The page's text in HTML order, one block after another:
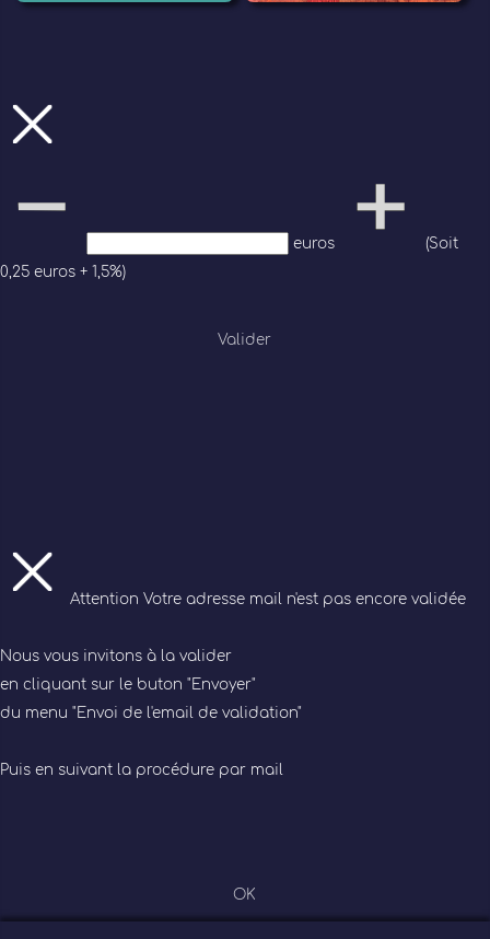
euros
(Soit
0,25 euros + 1,5%)
Valider
Attention Votre adresse mail n'est pas encore validée
Nous vous invitons à la valider
en cliquant sur le buton "Envoyer"
du menu "Envoi de l'email de validation"
Puis en suivant la procédure par mail
OK